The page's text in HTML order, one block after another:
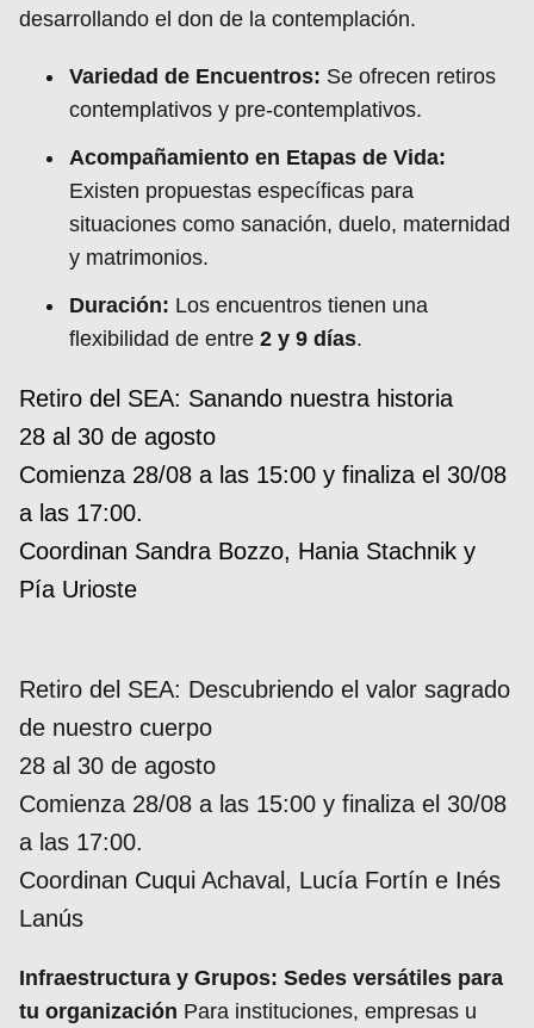
desarrollando el don de la contemplación.
Variedad de Encuentros: Se ofrecen retiros
contemplativos y pre-contemplativos.
Acompañamiento en Etapas de Vida:
Existen propuestas específicas para
situaciones como sanación, duelo, maternidad
y matrimonios.
Duración: Los encuentros tienen una
flexibilidad de entre 2 y 9 días.
Retiro del SEA: Sanando nuestra historia
28 al 30 de agosto
Comienza 28/08 a las 15:00 y finaliza el 30/08
a las 17:00.
Coordinan Sandra Bozzo, Hania Stachnik y
Pía Urioste
Retiro del SEA: Descubriendo el valor sagrado
de nuestro cuerpo
28 al 30 de agosto
Comienza 28/08 a las 15:00 y finaliza el 30/08
a las 17:00.
Coordinan Cuqui Achaval, Lucía Fortín e Inés
Lanús
Infraestructura y Grupos: Sedes versátiles para
tu organización Para instituciones, empresas u